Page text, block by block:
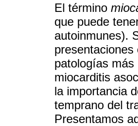
El término
que puede
autoinmunes).
patologías
miocarditis
la importancia
temprano del
Presentamos